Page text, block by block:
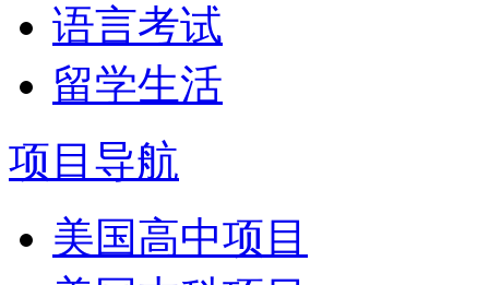
语言考试
留学生活
项目导航
美国高中项目